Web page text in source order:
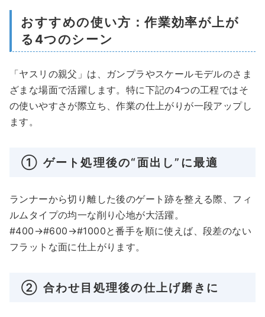
おすすめの使い方：作業効率が上が
る4つのシーン
「ヤスリの親父」は、ガンプラやスケールモデルのさま
ざまな場面で活躍します。特に下記の4つの工程ではそ
の使いやすさが際立ち、作業の仕上がりが一段アップし
ます。
① ゲート処理後の“面出し”に最適
ランナーから切り離した後のゲート跡を整える際、フィ
ルムタイプの均一な削り心地が大活躍。
#400→#600→#1000と番手を順に使えば、段差のない
フラットな面に仕上がります。
② 合わせ目処理後の仕上げ磨きに